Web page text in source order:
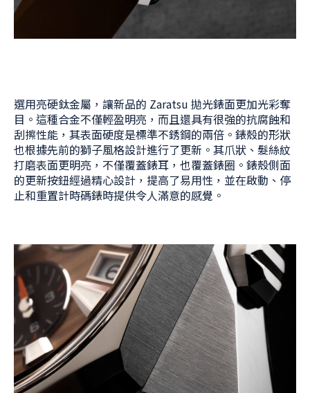
選用亮硬鈦金屬，讓新品的 Zaratsu 拋光錶面更加光彩奪
目。這種合金不僅輕盈明亮，而且還具有很強的抗腐蝕和
刮擦性能，其表面硬度是標準不銹鋼的兩倍。錶殼的形狀
也根據先前的獅子風格設計進行了更新。其爪狀、髮絲紋
打磨表面更明亮，不僅覆蓋錶耳，也覆蓋錶圈。錶殼側面
的更新按鈕經過精心設計，提高了易用性，並在啟動、停
止和重置計時碼錶時提供令人滿意的感覺。